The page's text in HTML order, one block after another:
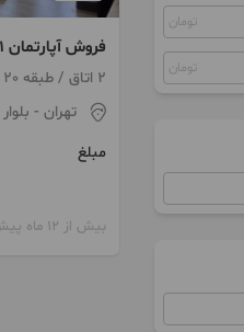
تومان
تومان
کشاورز
2 اتاق / طبقه 20 / ساخت 1369
تهران -
مبلغ
بیش از 12 ماه پیش